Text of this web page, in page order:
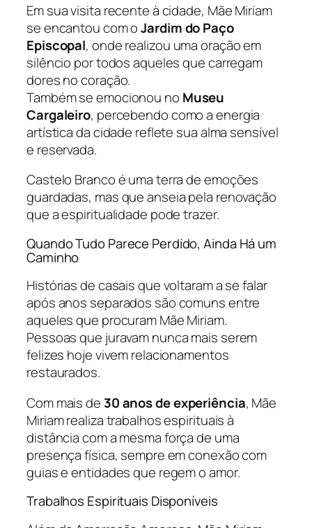
Em sua visita recente à cidade, Mãe Miriam
se encantou com oJardim do Paço
Episcopal, onde realizou uma oração em
silêncio por todos aqueles que carregam
dores no coração.
Também se emocionou no Museu
Cargaleiro, percebendo como a energia
artística da cidade reflete sua alma sensível
e reservada.
Castelo Branco é uma terra de emoções
guardadas, mas que anseia pela renovação
que a espiritualidade pode trazer.
Quando Tudo Parece Perdido, Ainda Há um
Caminho
Histórias de casais que voltaram a se falar
após anos separados são comuns entre
aqueles que procuram Mãe Miriam.
Pessoas que juravam nunca mais serem
felizes hoje vivem relacionamentos
restaurados.
Com mais de 30 anos de experiência, Mãe
Miriam realiza trabalhos espirituais à
distância com a mesma força de uma
presença física, sempre em conexão com
guias e entidades que regem o amor.
Trabalhos Espirituais Disponíveis